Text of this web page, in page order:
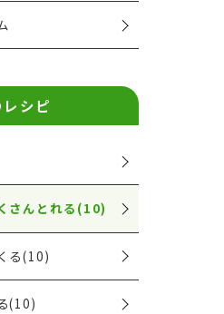
シピ
さんとれる(10)
る(10)
(10)